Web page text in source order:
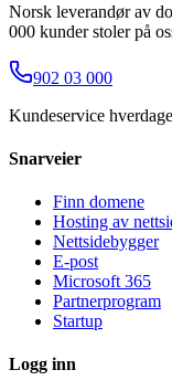
Norsk leverandør av
000 kunder stoler på
902 03 000
Kundeservice
Snarveier
Finn domene
Hosting av
Nettsidebygger
E-post
Microsoft 365
Partnerprogram
Startup
Logg inn